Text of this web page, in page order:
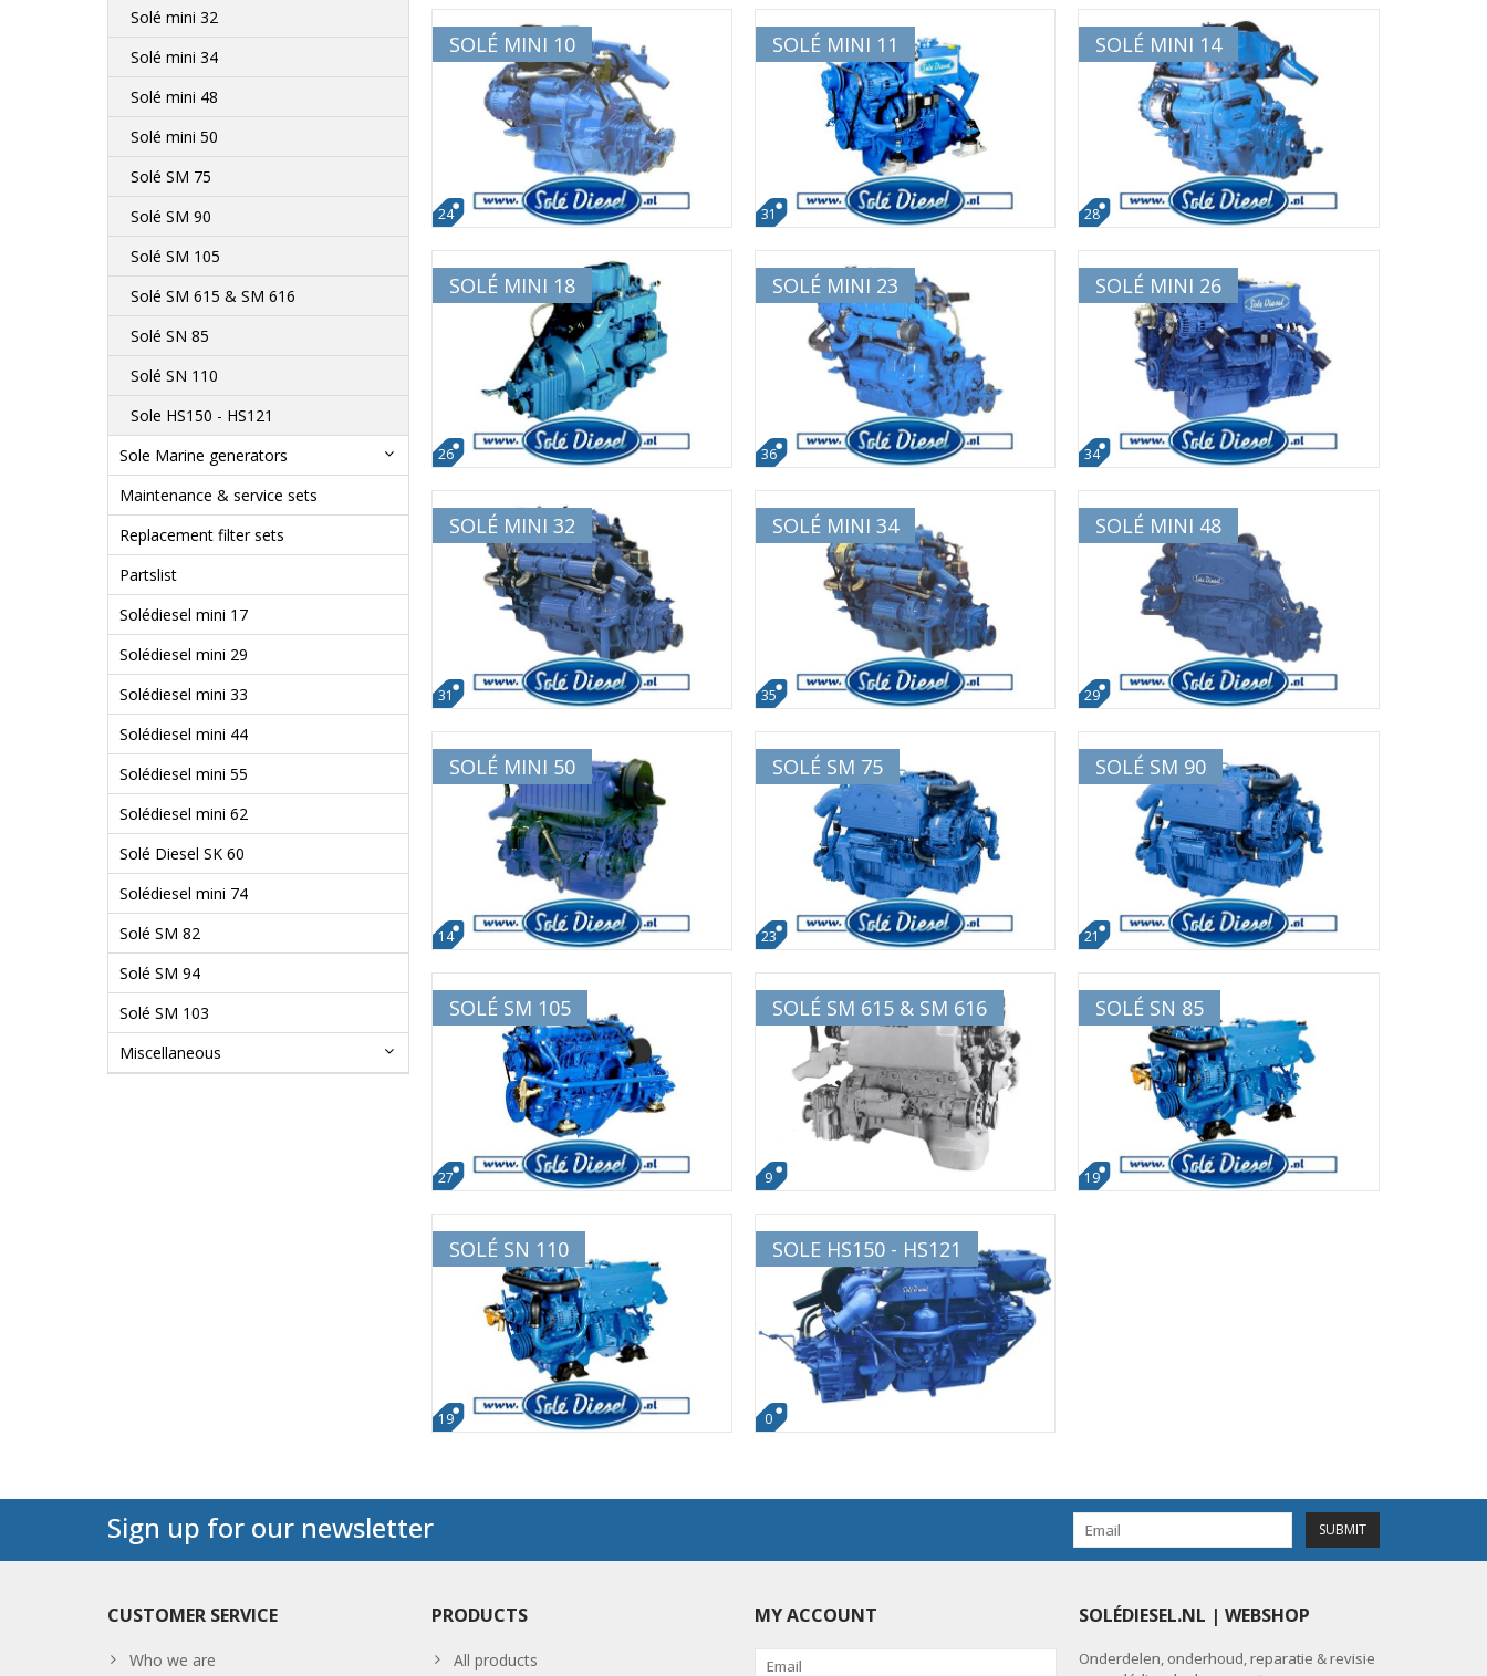
Solé mini 32
Solé mini 34
Solé mini 48
Solé mini 50
Solé SM 75
Solé SM 90
Solé SM 105
Solé SM 615 & SM 616
Solé SN 85
Solé SN 110
Sole HS150 - HS121
Sole Marine generators
Maintenance & service sets
Replacement filter sets
Partslist
Solédiesel mini 17
Solédiesel mini 29
Solédiesel mini 33
Solédiesel mini 44
Solédiesel mini 55
Solédiesel mini 62
Solé Diesel SK 60
Solédiesel mini 74
Solé SM 82
Solé SM 94
Solé SM 103
Miscellaneous
SOLÉ MINI 10
24
SOLÉ MINI 11
31
SOLÉ MINI 14
28
SOLÉ MINI 18
26
SOLÉ MINI 23
36
SOLÉ MINI 26
34
SOLÉ MINI 32
31
SOLÉ MINI 34
35
SOLÉ MINI 48
29
SOLÉ MINI 50
14
SOLÉ SM 75
23
SOLÉ SM 90
21
SOLÉ SM 105
27
SOLÉ SM 615 & SM 616
9
SOLÉ SN 85
19
SOLÉ SN 110
19
SOLE HS150 - HS121
0
Sign up for our newsletter SUBMIT
CUSTOMER SERVICE
Who we are
PRODUCTS
All products
MY ACCOUNT SOLÉDIESEL.NL | WEBSHOP
Onderdelen, onderhoud, reparatie & revisie